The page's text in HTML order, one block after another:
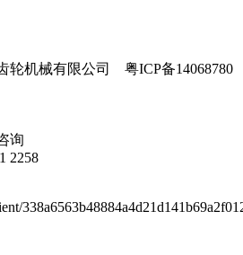
轮机械有限公司 粤ICP备14068780